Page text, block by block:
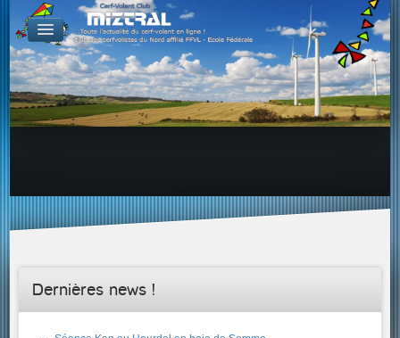
De par le monde
GALERIES
Galerie Photo
Galerie KAP
Galerie Vidéo
Proposer un lien sur votre site Web
Proposer un nouveau lien !
Dernières news !